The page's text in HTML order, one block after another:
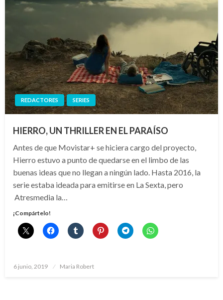
REDACTORES SERIES
HIERRO, UN THRILLER EN EL PARAÍSO
Antes de que Movistar+ se hiciera cargo del proyecto,
Hierro estuvo a punto de quedarse en el limbo de las
buenas ideas que no llegan a ningún lado. Hasta 2016, la
serie estaba ideada para emitirse en La Sexta, pero
Atresmedia la…
¡Compártelo!
Publicado
6 junio, 2019 Maria Robert